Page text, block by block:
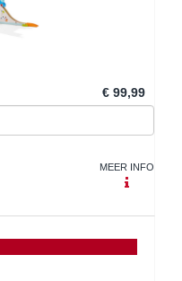
€ 99,99
MEER INFO